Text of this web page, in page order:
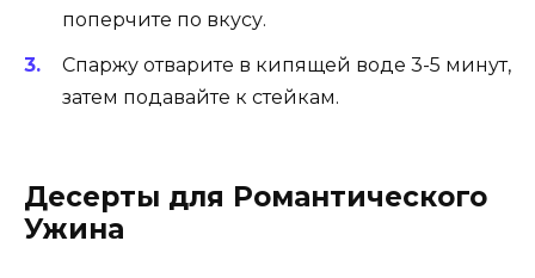
поперчите по вкусу.
Спаржу отварите в кипящей воде 3-5 минут,
затем подавайте к стейкам.
Десерты для Романтического
Ужина